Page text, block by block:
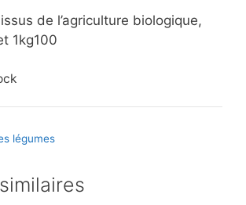
de l’agriculture biologique,
1kg100
légumes